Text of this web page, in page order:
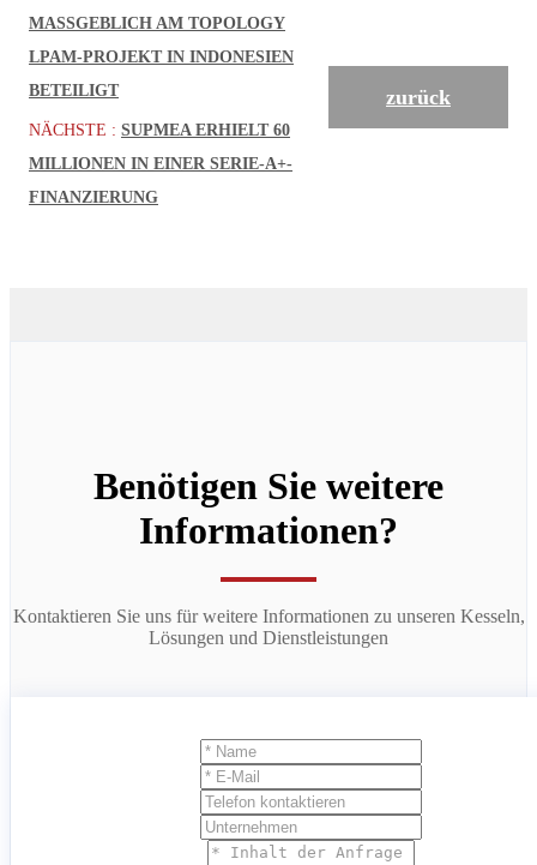
MASSGEBLICH AM TOPOLOGY L
PAM-PROJEKT IN INDONESIEN B
ETEILIGT
NÄCHSTE : SUPMEA ERHIELT 60
MILLIONEN IN EINER SERIE-A+-
FINANZIERUNG
zurück
Benötigen Sie weitere
Informationen?
Kontaktieren Sie uns für weitere Informationen zu unseren Kesseln,
Lösungen und Dienstleistungen